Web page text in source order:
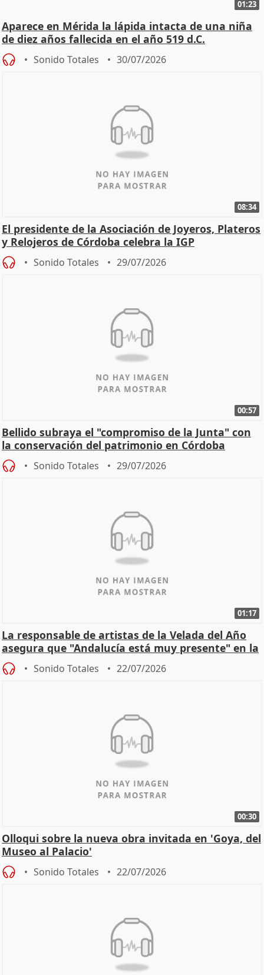
01:23
Aparece en Mérida la lápida intacta de una niña
de diez años fallecida en el año 519 d.C.
Sonido Totales 30/07/2026
08:34
El presidente de la Asociación de Joyeros, Plateros
y Relojeros de Córdoba celebra la IGP
Sonido Totales 29/07/2026
00:57
Bellido subraya el "compromiso de la Junta" con
la conservación del patrimonio en Córdoba
Sonido Totales 29/07/2026
01:17
La responsable de artistas de la Velada del Año
asegura que "Andalucía está muy presente" en la
cita
Sonido Totales 22/07/2026
00:30
Olloqui sobre la nueva obra invitada en 'Goya, del
Museo al Palacio'
Sonido Totales 22/07/2026